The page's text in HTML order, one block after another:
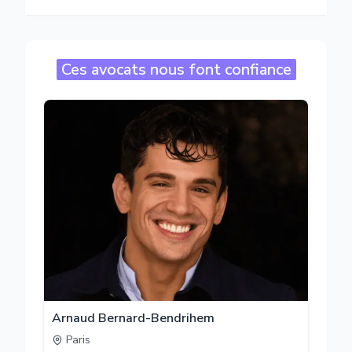
Ces avocats nous font confiance
Arnaud Bernard-Bendrihem
Paris